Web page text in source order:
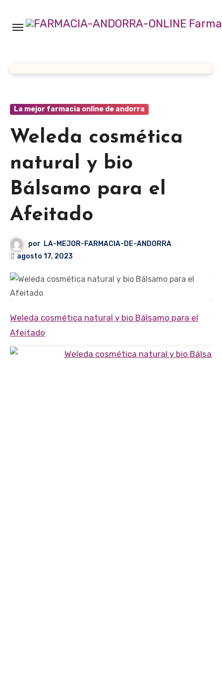
contenido
La mejor farmacia online de andorra
Weleda cosmética
natural y bio
Bálsamo para el
Afeitado
por LA-MEJOR-FARMACIA-DE-ANDORRA
agosto 17, 2023
Weleda cosmética natural y bio Bálsamo para el
Afeitado